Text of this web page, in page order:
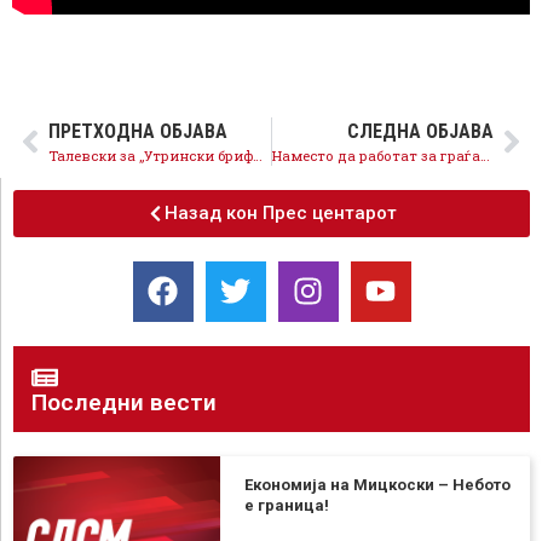
ПРЕТХОДНА ОБЈАВА СЛЕДНА ОБЈАВА
Назад кон Прес центарот
Последни вести
Економија на Мицкоски – Небото
е граница!